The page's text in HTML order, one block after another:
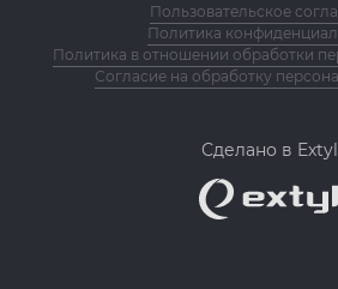
Пользовательское
Политика
Политика в отношении обработки
Согласие на обработку
Сделано в Extyl